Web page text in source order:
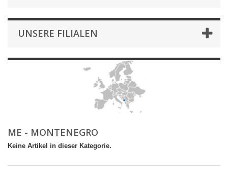
UNSERE FILIALEN
ME - MONTENEGRO
Keine Artikel in dieser Kategorie.